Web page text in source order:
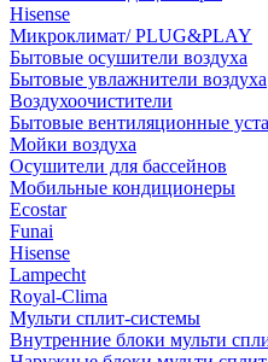
Hisense
Микроклимат/ PLUG&PLAY
Бытовые осушители воздуха
Бытовые увлажнители воздуха
Воздухоочистители
Бытовые вентиляционные
Мойки воздуха
Осушители для бассейнов
Мобильные кондиционеры
Ecostar
Funai
Hisense
Lampecht
Royal-Clima
Мульти сплит-системы
Внутренние блоки мульти